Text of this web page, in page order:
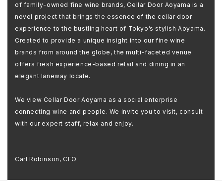
of family-owned fine wine brands, Cellar Door Aoyama is a
novel project that brings the essence of the cellar door
experience to the bustling heart of Tokyo’s stylish Aoyama.
Created to provide a unique insight into our fine wine
brands from around the globe, the multi-faceted venue
offers fresh experience-based retail and dining in an
elegant laneway locale.
We view Cellar Door Aoyama as a social enterprise
connecting wine and people. We invite you to visit, consult
with our expert staff, relax and enjoy.
Carl Robinson, CEO